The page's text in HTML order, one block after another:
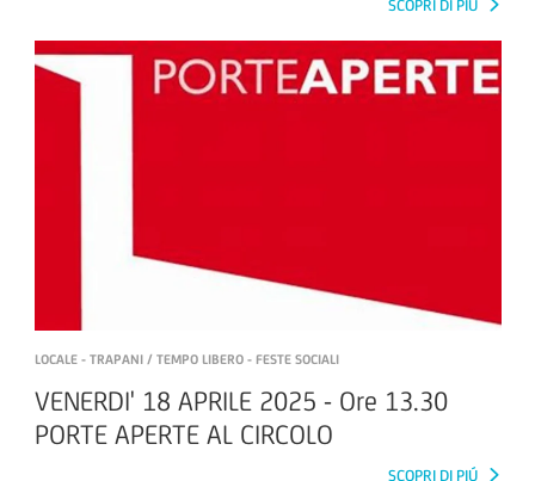
SCOPRI DI PIÚ
LOCALE - TRAPANI / TEMPO LIBERO - FESTE SOCIALI
VENERDI' 18 APRILE 2025 - Ore 13.30
PORTE APERTE AL CIRCOLO
SCOPRI DI PIÚ